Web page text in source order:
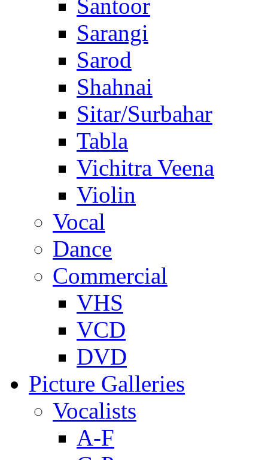
Santoor
Sarangi
Sarod
Shahnai
Sitar/Surbahar
Tabla
Vichitra Veena
Violin
Vocal
Dance
Commercial
VHS
VCD
DVD
Picture Galleries
Vocalists
A-F